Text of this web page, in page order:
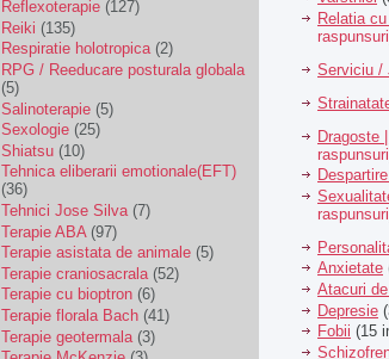
Reflexoterapie (127)
Reiki (135)
Respiratie holotropica(2)
RPG / Reeducare posturala globala
(5)
Salinoterapie (5)
Sexologie (25)
Shiatsu (10)
Tehnica eliberarii emotionale(EFT)
(36)
Tehnici Jose Silva(7)
Terapie ABA (97)
Terapie asistata de animale (5)
Terapie craniosacrala (52)
Terapie cu bioptron (6)
Terapie florala Bach (41)
Terapie geotermala (3)
Relatia
raspunsuri
Serviciu /
Dragoste
raspunsuri
raspunsuri
Anxietate
Atacuri
Depresie
Fobii (15